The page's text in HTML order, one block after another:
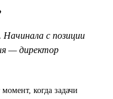
Начинала с позиции
— директор
когда задачи